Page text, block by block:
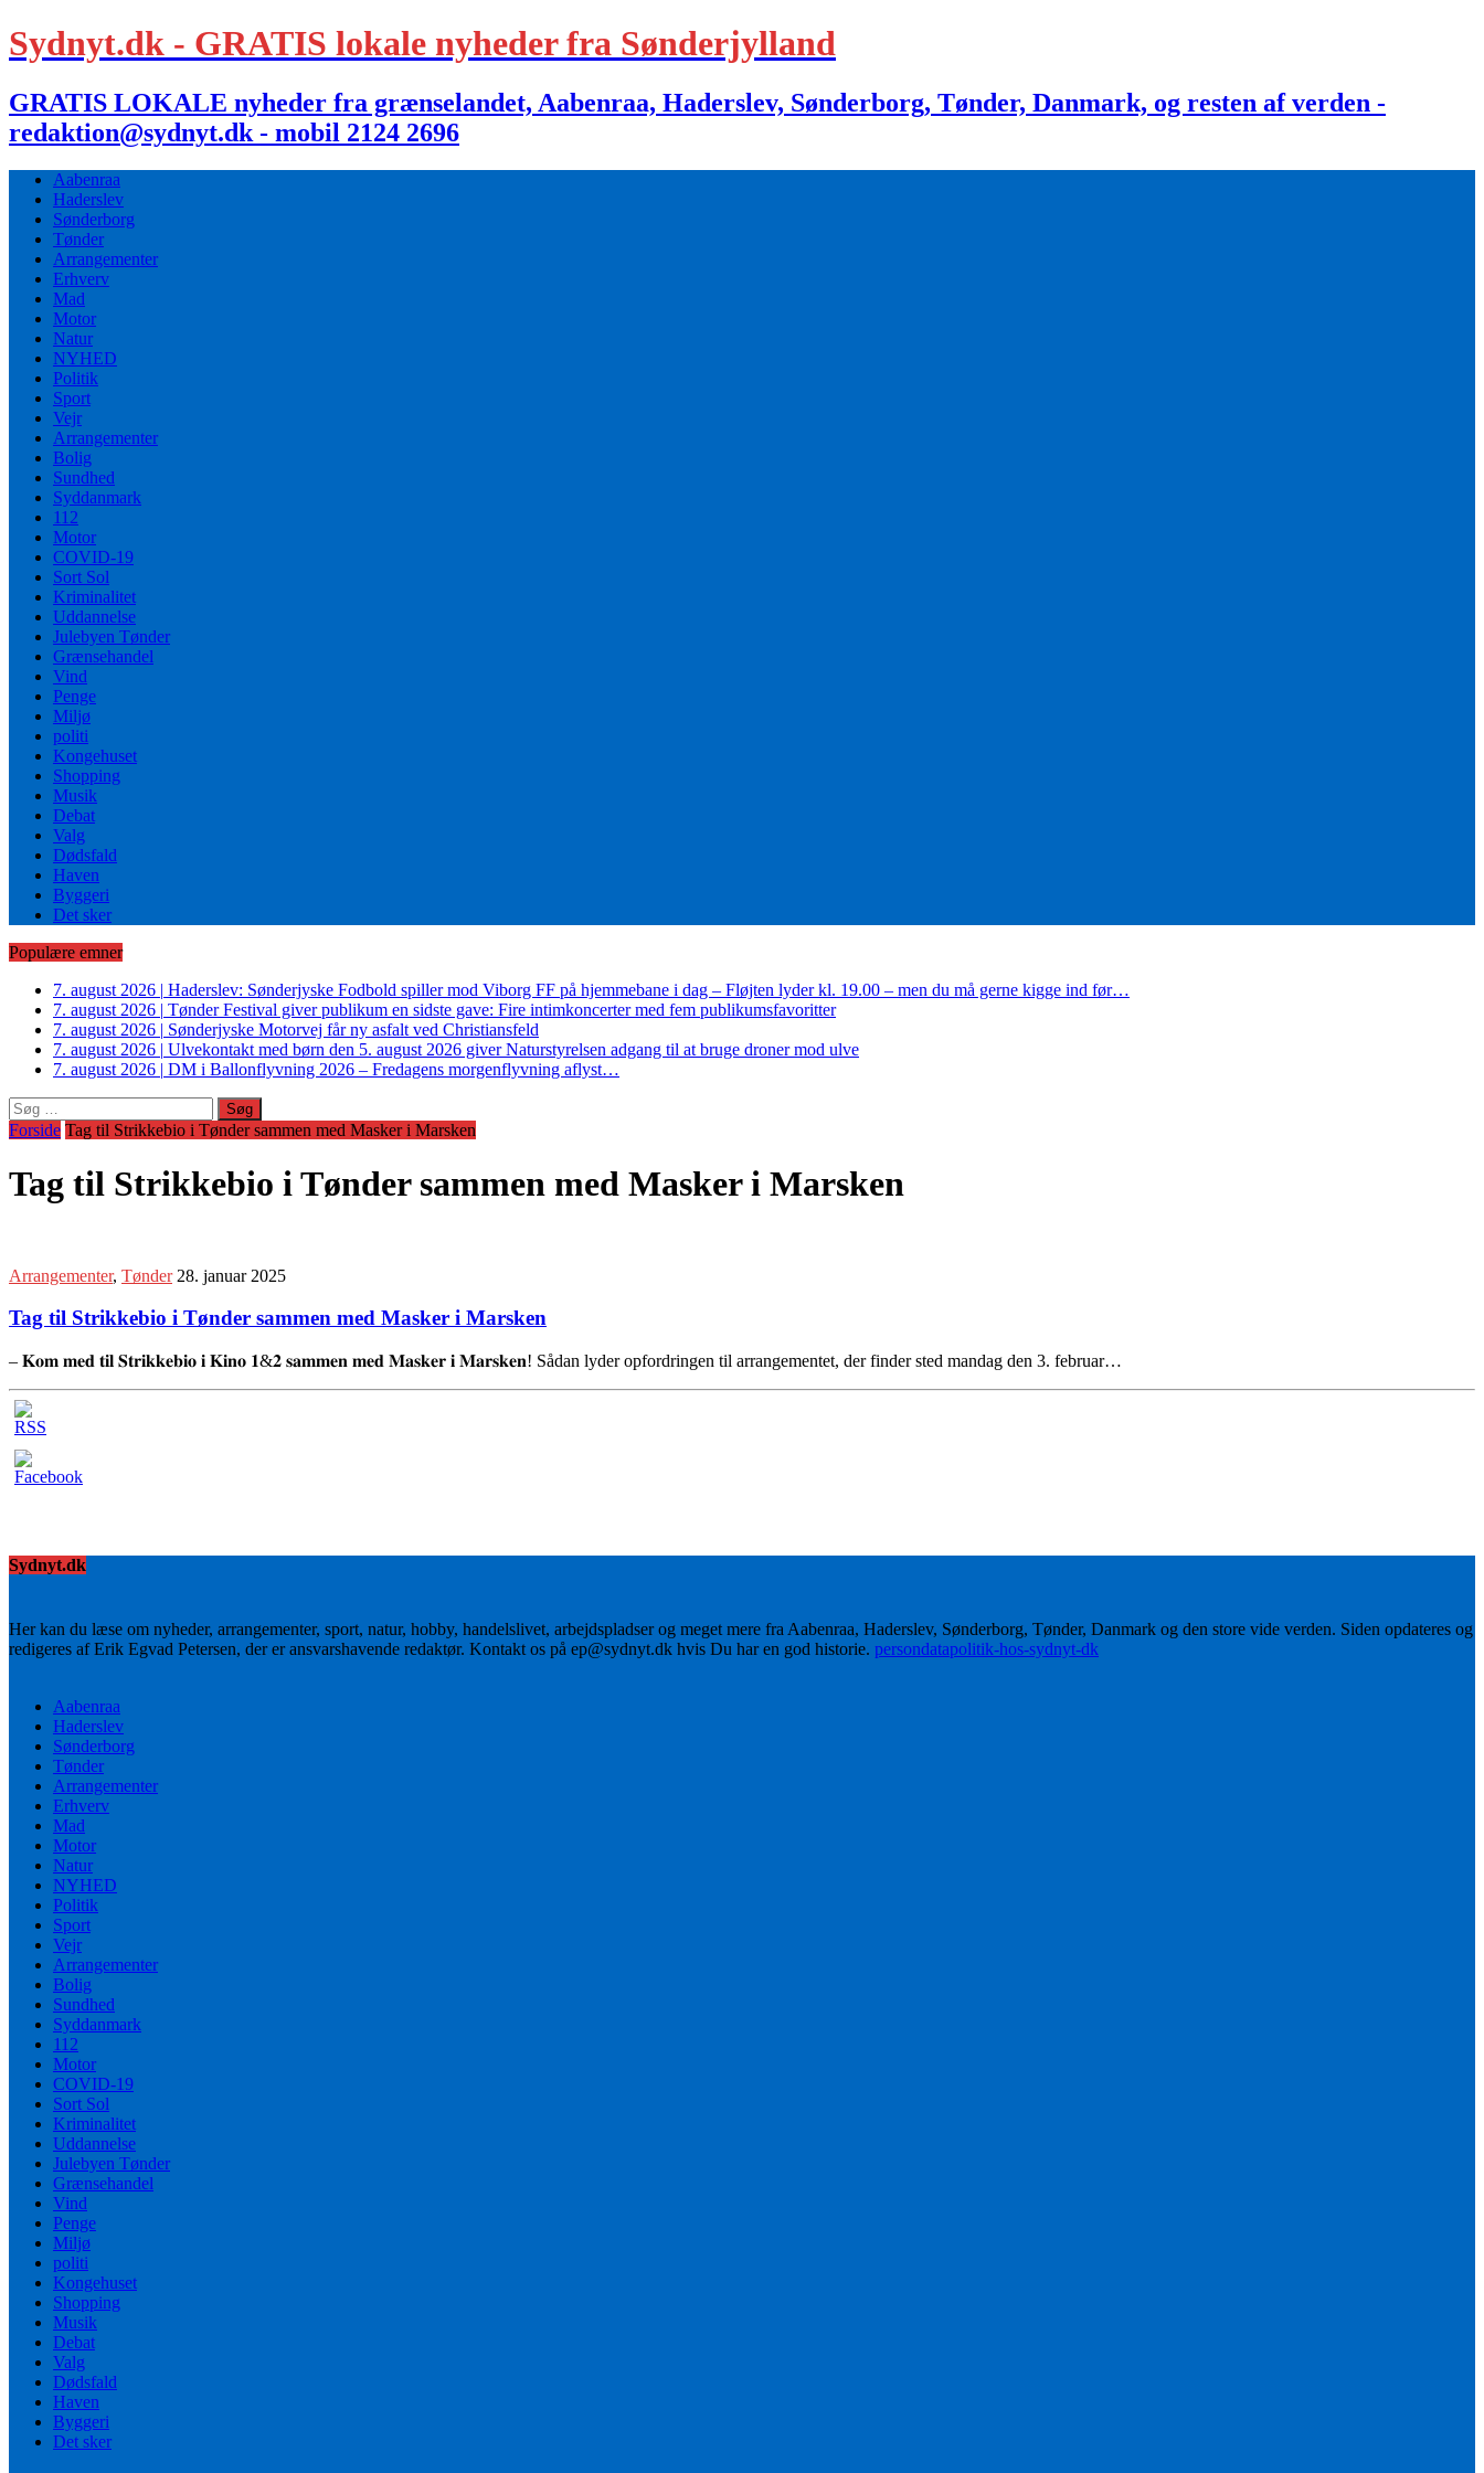
Sydnyt.dk - GRATIS lokale nyheder fra Sønderjylland
GRATIS LOKALE nyheder fra grænselandet, Aabenraa, Haderslev, Sønderborg, Tønder, Danmark, og resten af verden -
redaktion@sydnyt.dk - mobil 2124 2696
Aabenraa
Haderslev
Sønderborg
Tønder
Arrangementer
Erhverv
Mad
Motor
Natur
NYHED
Politik
Sport
Vejr
Arrangementer
Bolig
Sundhed
Syddanmark
112
Motor
COVID-19
Sort Sol
Kriminalitet
Uddannelse
Julebyen Tønder
Grænsehandel
Vind
Penge
Miljø
politi
Kongehuset
Shopping
Musik
Debat
Valg
Dødsfald
Haven
Byggeri
Det sker
Populære emner
7. august 2026 | Haderslev: Sønderjyske Fodbold spiller mod Viborg FF på hjemmebane i dag – Fløjten lyder kl. 19.00 – men du må gerne kigge ind før…
7. august 2026 | Tønder Festival giver publikum en sidste gave: Fire intimkoncerter med fem publikumsfavoritter
7. august 2026 | Sønderjyske Motorvej får ny asfalt ved Christiansfeld
7. august 2026 | Ulvekontakt med børn den 5. august 2026 giver Naturstyrelsen adgang til at bruge droner mod ulve
7. august 2026 | DM i Ballonflyvning 2026 – Fredagens morgenflyvning aflyst…
Søg
efter:
Forside Tag til Strikkebio i Tønder sammen med Masker i Marsken
Tag til Strikkebio i Tønder sammen med Masker i Marsken
Arrangementer, Tønder 28. januar 2025
Tag til Strikkebio i Tønder sammen med Masker i Marsken
– 𝐊𝐨𝐦 𝐦𝐞𝐝 𝐭𝐢𝐥 𝐒𝐭𝐫𝐢𝐤𝐤𝐞𝐛𝐢𝐨 𝐢 𝐊𝐢𝐧𝐨 𝟏&𝟐 𝐬𝐚𝐦𝐦𝐞𝐧 𝐦𝐞𝐝 𝐌𝐚𝐬𝐤𝐞𝐫 𝐢 𝐌𝐚𝐫𝐬𝐤𝐞𝐧! Sådan lyder opfordringen til arrangementet, der finder sted mandag den 3. februar…
Sydnyt.dk
Her kan du læse om nyheder, arrangementer, sport, natur, hobby, handelslivet, arbejdspladser og meget mere fra Aabenraa, Haderslev, Sønderborg, Tønder, Danmark og den store vide verden. Siden opdateres og
redigeres af Erik Egvad Petersen, der er ansvarshavende redaktør. Kontakt os på ep@sydnyt.dk hvis Du har en god historie. persondatapolitik-hos-sydnyt-dk
Aabenraa
Haderslev
Sønderborg
Tønder
Arrangementer
Erhverv
Mad
Motor
Natur
NYHED
Politik
Sport
Vejr
Arrangementer
Bolig
Sundhed
Syddanmark
112
Motor
COVID-19
Sort Sol
Kriminalitet
Uddannelse
Julebyen Tønder
Grænsehandel
Vind
Penge
Miljø
politi
Kongehuset
Shopping
Musik
Debat
Valg
Dødsfald
Haven
Byggeri
Det sker